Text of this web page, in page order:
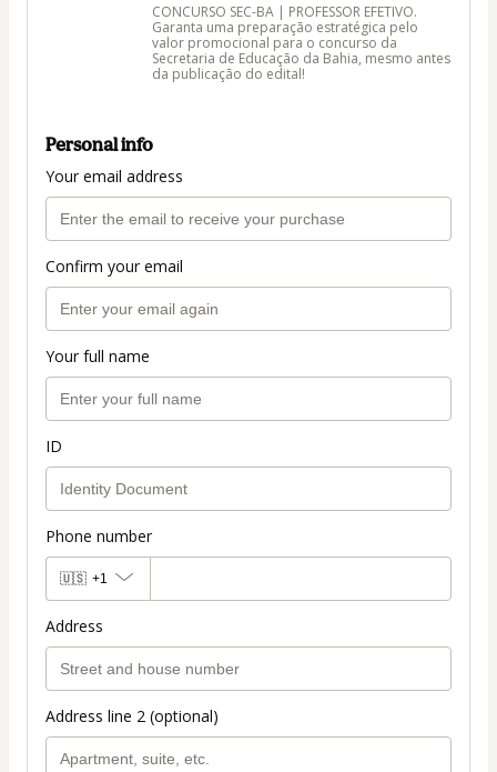
CONCURSO SEC-BA | PROFESSOR EFETIVO.
Garanta uma preparação estratégica pelo
valor promocional para o concurso da
Secretaria de Educação da Bahia, mesmo antes
da publicação do edital!
Personal info
Your email address
Confirm your email
Your full name
ID
Phone number
🇺🇸 +1
Address
Address line 2 (optional)